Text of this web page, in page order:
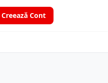
Creează Cont